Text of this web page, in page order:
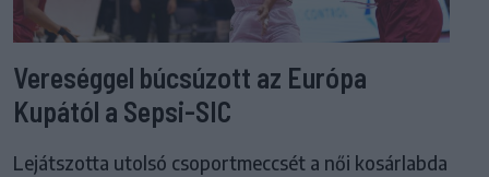
Vereséggel búcsúzott az Európa
Kupától a Sepsi-SIC
Lejátszotta utolsó csoportmeccsét a női kosárlabda